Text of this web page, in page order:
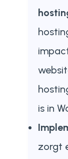
is in
zorgt